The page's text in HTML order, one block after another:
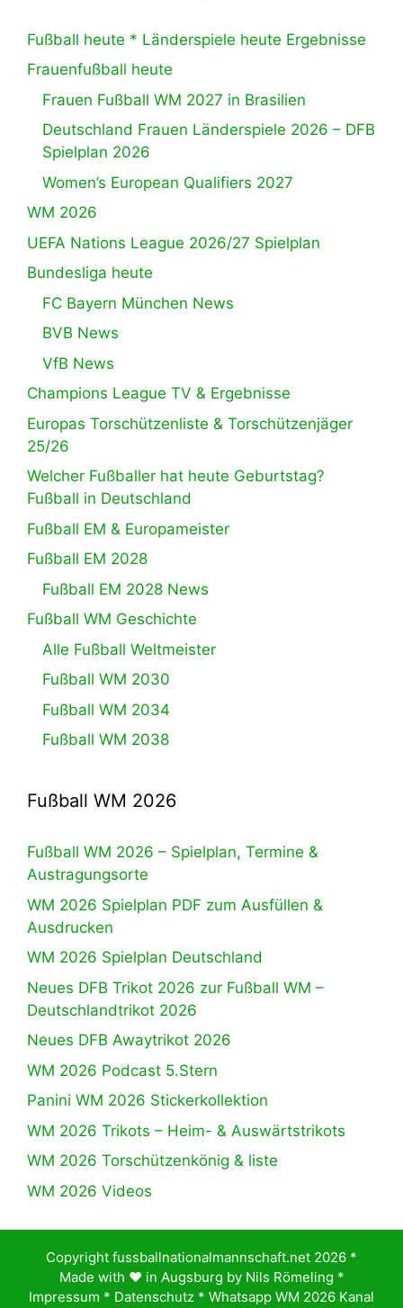
Fußball heute * Länderspiele heute Ergebnisse
Frauenfußball heute
Frauen Fußball WM 2027 in Brasilien
Deutschland Frauen Länderspiele 2026 – DFB
Spielplan 2026
Women’s European Qualifiers 2027
WM 2026
UEFA Nations League 2026/27 Spielplan
Bundesliga heute
FC Bayern München News
BVB News
VfB News
Champions League TV & Ergebnisse
Europas Torschützenliste & Torschützenjäger
25/26
Welcher Fußballer hat heute Geburtstag?
Fußball in Deutschland
Fußball EM & Europameister
Fußball EM 2028
Fußball EM 2028 News
Fußball WM Geschichte
Alle Fußball Weltmeister
Fußball WM 2030
Fußball WM 2034
Fußball WM 2038
Fußball WM 2026
Fußball WM 2026 – Spielplan, Termine &
Austragungsorte
WM 2026 Spielplan PDF zum Ausfüllen &
Ausdrucken
WM 2026 Spielplan Deutschland
Neues DFB Trikot 2026 zur Fußball WM –
Deutschlandtrikot 2026
Neues DFB Awaytrikot 2026
WM 2026 Podcast 5.Stern
Panini WM 2026 Stickerkollektion
WM 2026 Trikots – Heim- & Auswärtstrikots
WM 2026 Torschützenkönig & liste
WM 2026 Videos
Copyright fussballnationalmannschaft.net 2026 *
Made with ♥️ in Augsburg by Nils Römeling *
Impressum * Datenschutz * Whatsapp WM 2026 Kanal